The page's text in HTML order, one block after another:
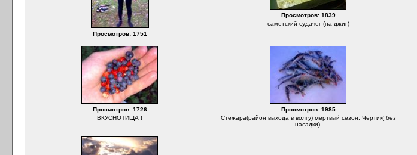
Просмотров: 1751
Просмотров: 1839
саметский судачег (на джиг)
Просмотров: 1726
ВКУСНОТИЩА !
Просмотров: 1985
Стежара(район выхода в волгу) мертвый сезон. Чертик( без
насадки).